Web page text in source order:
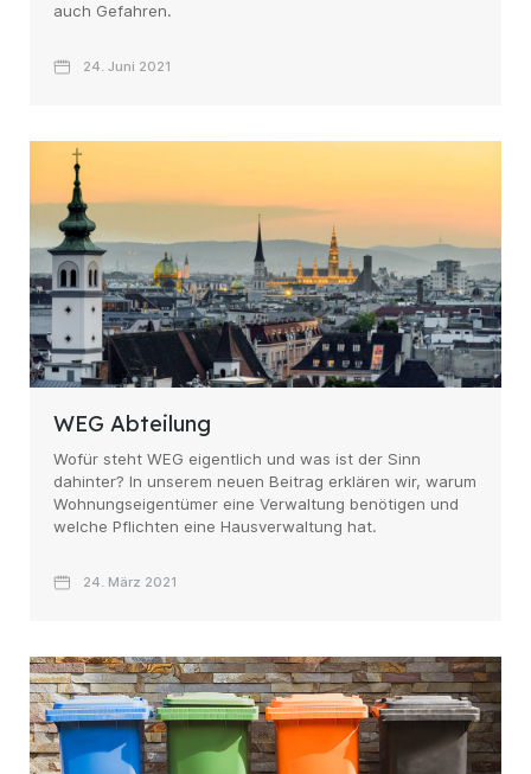
auch Gefahren.
24. Juni 2021
WEG Abteilung
Wofür steht WEG eigentlich und was ist der Sinn
dahinter? In unserem neuen Beitrag erklären wir, warum
Wohnungseigentümer eine Verwaltung benötigen und
welche Pflichten eine Hausverwaltung hat.
24. März 2021